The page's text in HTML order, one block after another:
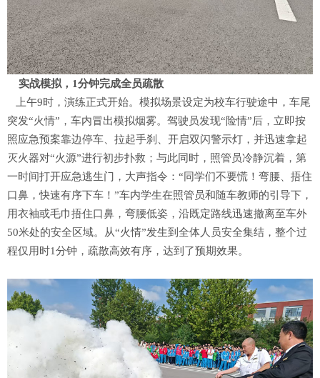
实战模拟，1分钟完成全员疏散
上午9时，演练正式开始。模拟场景设定为校车行驶途中，车尾
突发“火情”，车内冒出模拟烟雾。驾驶员发现“险情”后，立即按
照应急预案靠边停车、拉起手刹、开启双闪警示灯，并迅速拿起
灭火器对“火源”进行初步扑救；与此同时，照管员冷静沉着，第
一时间打开应急逃生门，大声指令：“同学们不要慌！弯腰、捂住
口鼻，快速有序下车！”车内学生在照管员和随车教师的引导下，
用衣袖或毛巾捂住口鼻，弯腰低姿，沿既定路线迅速撤离至车外
50米处的安全区域。从“火情”发生到全体人员安全集结，整个过
程仅用时1分钟，疏散高效有序，达到了预期效果。